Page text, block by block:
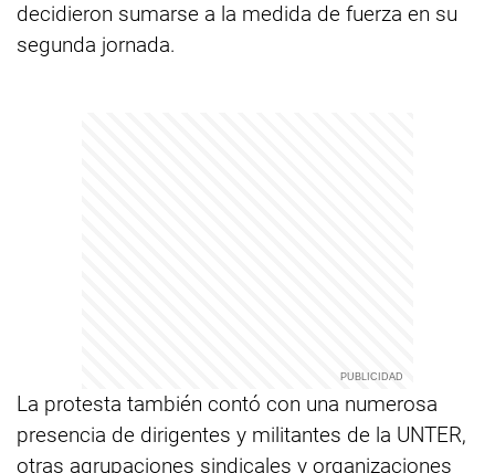
decidieron sumarse a la medida de fuerza en su
segunda jornada.
La protesta también contó con una numerosa
presencia de dirigentes y militantes de la UNTER,‎
otras agrupaciones sindicales y organizaciones